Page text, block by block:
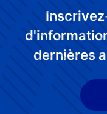
dernières